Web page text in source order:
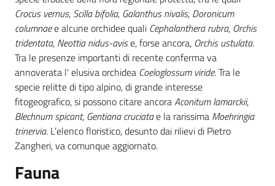
Crocus vernus, Scilla bifolia, Galanthus nivalis, Doronicum
columnaee alcune orchidee quali Cephalanthera rubra, Orchis
tridentata, Neottia nidus-avise, forse ancora, Orchis ustulata.
Tra le presenze importanti di recente conferma va
annoverata l' elusiva orchidea Coeloglossum viride. Tra le
specie relitte di tipo alpino, di grande interesse
fitogeografico, si possono citare ancoraAconitum lamarckii,
Blechnum spicant, Gentiana cruciatae la rarissima Moehringia
trinervia. L’elenco floristico, desunto dai rilievi di Pietro
Zangheri, va comunque aggiornato.
Fauna